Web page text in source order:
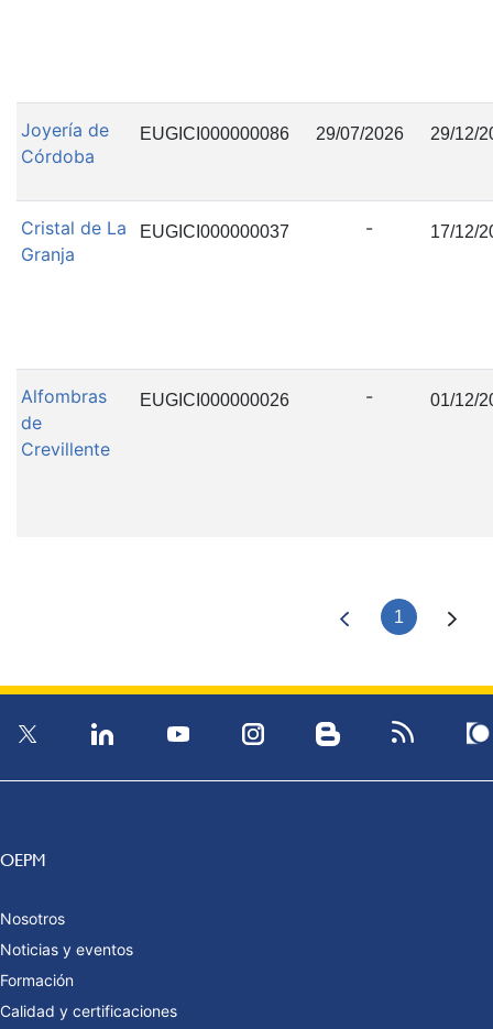
Joyería de
Córdoba
EUGICI000000086 29/07/2026 29/12/
Cristal de La
Granja
EUGICI000000037 - 17/12/
Alfombras
de
Crevillente
EUGICI000000026 - 01/12/
1
OEPM
Nosotros
Noticias y eventos
Formación
Calidad y certificaciones